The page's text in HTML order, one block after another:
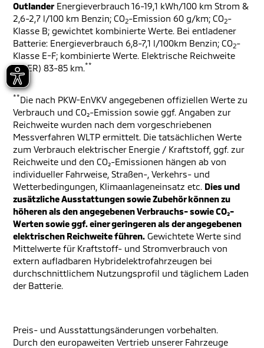
Outlander Energieverbrauch 16-19,1 kWh/100 km Strom &
2,6-2,7 l/100 km Benzin; CO2-Emission 60 g/km; CO2-
Klasse B; gewichtet kombinierte Werte. Bei entladener
Batterie: Energieverbrauch 6,8-7,1 l/100km Benzin; CO2-
Klasse E-F; kombinierte Werte. Elektrische Reichweite
(EAER) 83-85 km.**
**Die nach PKW-EnVKV angegebenen offiziellen Werte zu
Verbrauch und CO₂-Emission sowie ggf. Angaben zur
Reichweite wurden nach dem vorgeschriebenen
Messverfahren WLTP ermittelt. Die tatsächlichen Werte
zum Verbrauch elektrischer Energie / Kraftstoff, ggf. zur
Reichweite und den CO₂-Emissionen hängen ab von
individueller Fahrweise, Straßen-, Verkehrs- und
Wetterbedingungen, Klimaanlageneinsatz etc. Dies und
zusätzliche Ausstattungen sowie Zubehör können zu
höheren als den angegebenen Verbrauchs- sowie CO₂-
Werten sowie ggf. einer geringeren als der angegebenen
elektrischen Reichweite führen. Gewichtete Werte sind
Mittelwerte für Kraftstoff- und Stromverbrauch von
extern aufladbaren Hybridelektrofahrzeugen bei
durchschnittlichem Nutzungsprofil und täglichem Laden
der Batterie.
Preis- und Ausstattungsänderungen vorbehalten.
Durch den europaweiten Vertrieb unserer Fahrzeuge